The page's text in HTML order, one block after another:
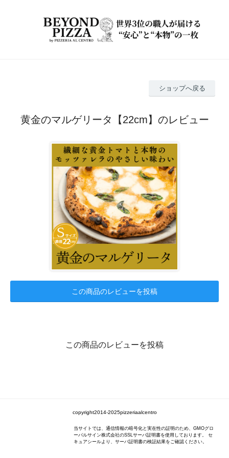
ショップへ戻る
黄金のマルゲリータ【22cm】のレビュー
この商品のレビューを投稿
この商品のレビューを投稿
copyright2014-2025pizzeriaalcentro
当サイトでは、通信情報の暗号化と実在性の証明のため、GMOグロ
ーバルサイン株式会社のSSLサーバ証明書を使用しております。 セ
キュアシールより、サーバ証明書の検証結果をご確認ください。